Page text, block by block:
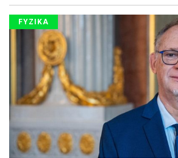
FYZIKA